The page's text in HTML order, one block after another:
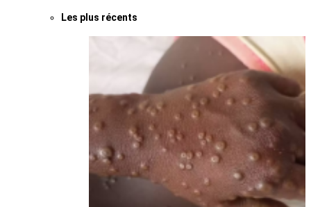
Les plus récents